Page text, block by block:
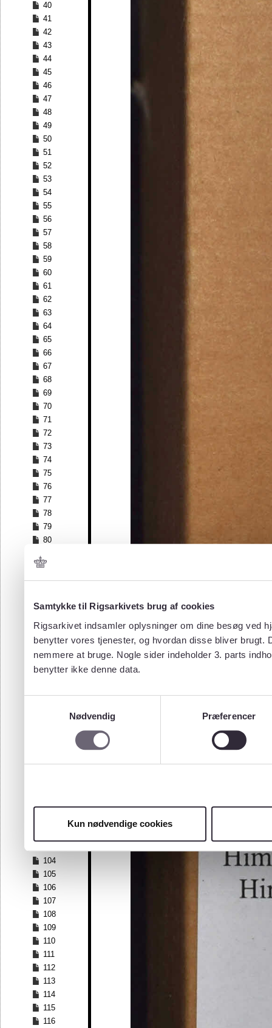
Samtykke til Rigsarkivets brug af cookies
Rigsarkivet indsamler oplysninger om dine besøg ved
benytter vores tjenester, og hvordan disse bliver
nemmere at bruge. Nogle sider indeholder 3. parts
benytter ikke denne data.
Nødvendig
Præferencer
Kun nødvendige cookies
40
41
42
43
44
45
46
47
48
49
50
51
52
53
54
55
56
57
58
59
60
61
62
63
64
65
66
67
68
69
70
71
72
73
74
75
76
77
78
79
80
82
83
85
87
88
89
90
97
100
104
105
106
107
108
109
110
111
112
113
114
115
116